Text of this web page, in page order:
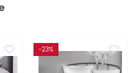
-23%